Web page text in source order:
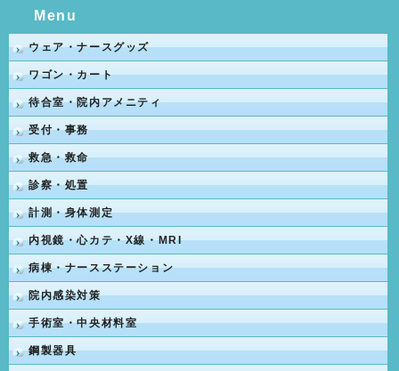
Menu
ウェア・ナースグッズ
ワゴン・カート
待合室・院内アメニティ
受付・事務
救急・救命
診察・処置
計測・身体測定
内視鏡・心カテ・X線・MRI
病棟・ナースステーション
院内感染対策
手術室・中央材料室
鋼製器具